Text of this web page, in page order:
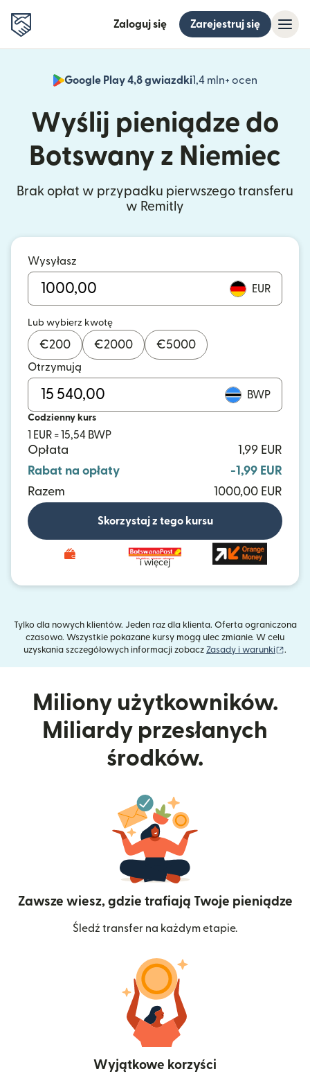
Zaloguj się Zarejestruj się
Google Play 4,8 gwiazdki1,4 mln+ ocen
(otwiera
Wyślij pieniądze do
Botswany z Niemiec
Brak opłat w przypadku pierwszego transferu
w Remitly
Wysyłasz
EUR
Lub wybierz kwotę
€200 €2000 €5000
Otrzymują
BWP
Codzienny kurs
1 EUR = 15,54 BWP
Opłata
1,99 EUR
Rabat na opłaty
-1,99 EUR
Razem
1000,00 EUR
Skorzystaj z tego kursu
i więcej
Tylko dla nowych klientów. Jeden raz dla klienta. Oferta ograniczona
czasowo. Wszystkie pokazane kursy mogą ulec zmianie. W celu
uzyskania szczegółowych informacji zobacz Zasady i warunki .
Miliony użytkowników.
Miliardy przesłanych
środków.
Zawsze wiesz, gdzie trafiają Twoje pieniądze
Śledź transfer na każdym etapie.
Wyjątkowe korzyści